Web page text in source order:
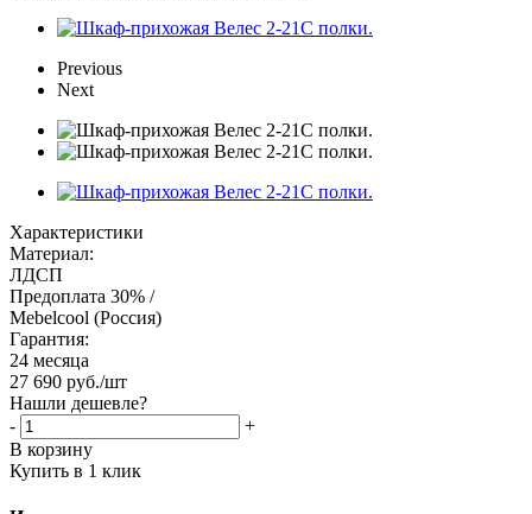
Previous
Next
Характеристики
Материал:
ЛДСП
Предоплата 30% /
Mebelcool (Россия)
Гарантия:
24 месяца
27 690 руб./шт
Нашли дешевле?
-
+
В корзину
Купить в 1 клик